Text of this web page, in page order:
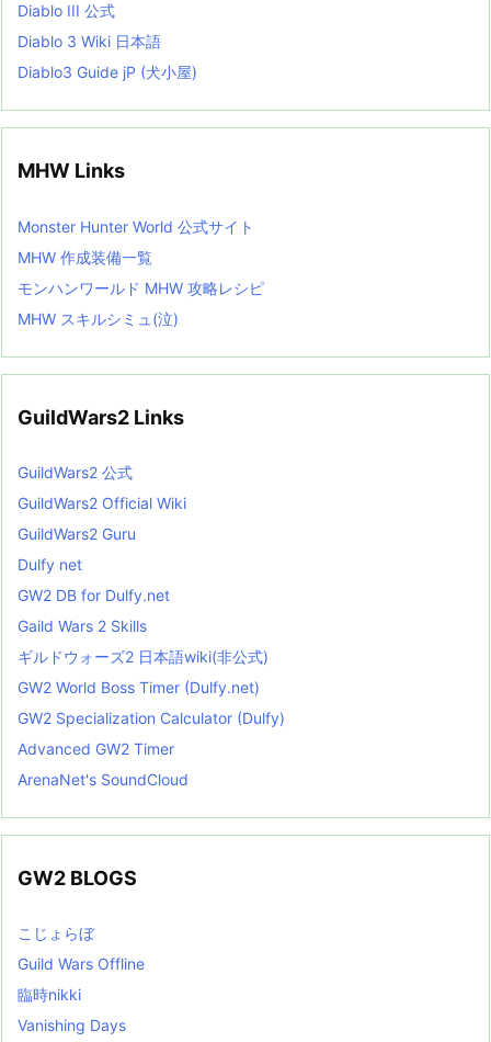
Diablo III 公式
Diablo 3 Wiki 日本語
Diablo3 Guide jP (犬小屋)
MHW Links
Monster Hunter World 公式サイト
MHW 作成装備一覧
モンハンワールド MHW 攻略レシピ
MHW スキルシミュ(泣)
GuildWars2 Links
GuildWars2 公式
GuildWars2 Official Wiki
GuildWars2 Guru
Dulfy net
GW2 DB for Dulfy.net
Gaild Wars 2 Skills
ギルドウォーズ2 日本語wiki(非公式)
GW2 World Boss Timer (Dulfy.net)
GW2 Specialization Calculator (Dulfy)
Advanced GW2 Timer
ArenaNet's SoundCloud
GW2 BLOGS
こじょらぼ
Guild Wars Offline
臨時nikki
Vanishing Days